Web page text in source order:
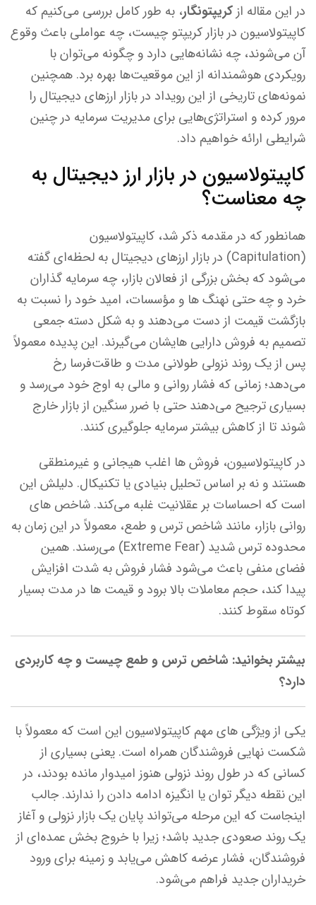
در این مقاله از کریپتونگار، به طور کامل بررسی می‌کنیم که
کاپیتولاسیون در بازار کریپتو چیست، چه عواملی باعث وقوع
آن می‌شوند، چه نشانه‌هایی دارد و چگونه می‌توان با
رویکردی هوشمندانه از این موقعیت‌ها بهره برد. همچنین
نمونه‌های تاریخی از این رویداد در بازار ارزهای دیجیتال را
مرور کرده و استراتژی‌هایی برای مدیریت سرمایه در چنین
شرایطی ارائه خواهیم داد.
کاپیتولاسیون در بازار ارز دیجیتال به
چه معناست؟
همانطور که در مقدمه ذکر شد، کاپیتولاسیون
(Capitulation) در بازار ارزهای دیجیتال به لحظه‌ای گفته
می‌شود که بخش بزرگی از فعالان بازار، چه سرمایه گذاران
خرد و چه حتی نهنگ ها و مؤسسات، امید خود را نسبت به
بازگشت قیمت از دست می‌دهند و به شکل دسته جمعی
تصمیم به فروش دارایی هایشان می‌گیرند. این پدیده معمولاً
پس از یک روند نزولی طولانی مدت و طاقت‌فرسا رخ
می‌دهد؛ زمانی که فشار روانی و مالی به اوج خود می‌رسد و
بسیاری ترجیح می‌دهند حتی با ضرر سنگین از بازار خارج
شوند تا از کاهش بیشتر سرمایه جلوگیری کنند.
در کاپیتولاسیون، فروش ها اغلب هیجانی و غیرمنطقی
هستند و نه بر اساس تحلیل بنیادی یا تکنیکال. دلیلش این
است که احساسات بر عقلانیت غلبه می‌کند. شاخص های
روانی بازار، مانند شاخص ترس و طمع، معمولاً در این زمان به
محدوده ترس شدید (Extreme Fear) می‌رسند. همین
فضای منفی باعث می‌شود فشار فروش به شدت افزایش
پیدا کند، حجم معاملات بالا برود و قیمت ها در مدت بسیار
کوتاه سقوط کنند.
بیشتر بخوانید: شاخص ترس و طمع چیست و چه کاربردی
دارد؟
یکی از ویژگی های مهم کاپیتولاسیون این است که معمولاً با
شکست نهایی فروشندگان همراه است. یعنی بسیاری از
کسانی که در طول روند نزولی هنوز امیدوار مانده بودند، در
این نقطه دیگر توان یا انگیزه ادامه دادن را ندارند. جالب
اینجاست که این مرحله می‌تواند پایان یک بازار نزولی و آغاز
یک روند صعودی جدید باشد؛ زیرا با خروج بخش عمده‌ای از
فروشندگان، فشار عرضه کاهش می‌یابد و زمینه برای ورود
خریداران جدید فراهم می‌شود.